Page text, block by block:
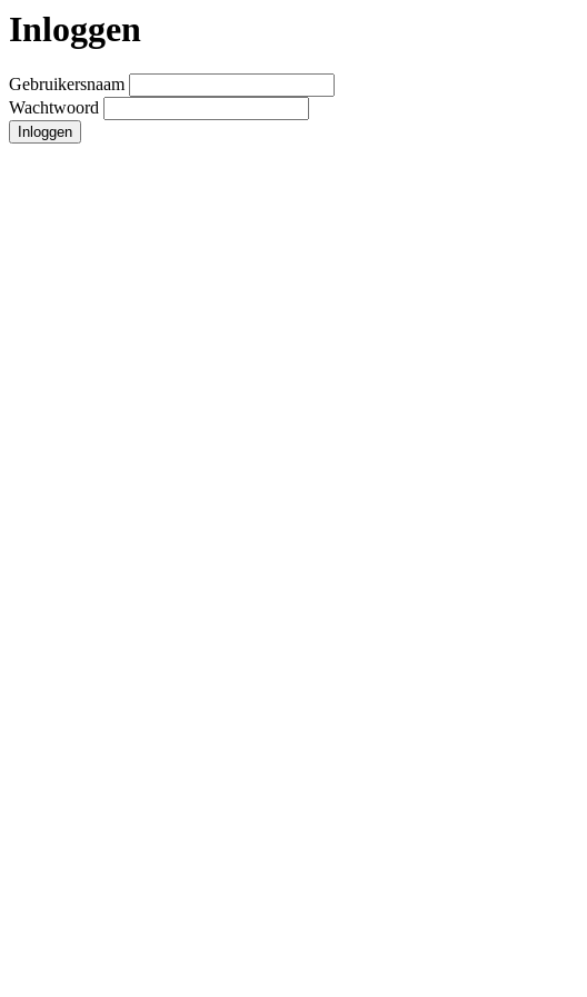
Inloggen
Gebruikersnaam
Wachtwoord